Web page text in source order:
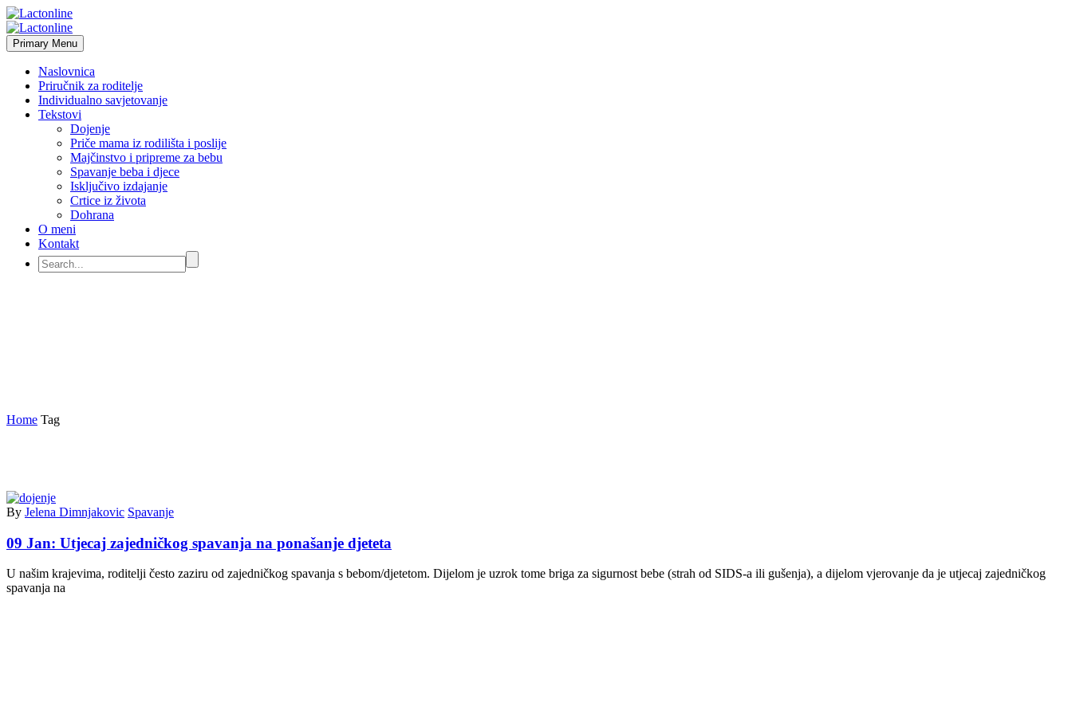
Primary Menu
Naslovnica
Priručnik za roditelje
Individualno savjetovanje
Tekstovi
Dojenje
Priče mama iz rodilišta i poslije
Majčinstvo i pripreme za bebu
Spavanje beba i djece
Isključivo izdajanje
Crtice iz života
Dohrana
O meni
Kontakt
Home Tag
By Jelena Dimnjakovic Spavanje
09 Jan: Utjecaj zajedničkog spavanja na ponašanje djeteta
U našim krajevima, roditelji često zaziru od zajedničkog spavanja s bebom/djetetom. Dijelom je uzrok tome briga za sigurnost bebe (strah od SIDS-a ili gušenja), a dijelom vjerovanje da je utjecaj zajedničkog
spavanja na